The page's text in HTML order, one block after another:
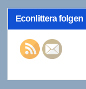
Econlittera folgen